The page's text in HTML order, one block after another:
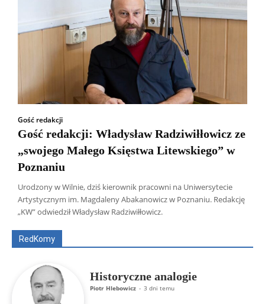
Gość redakcji
Gość redakcji: Władysław Radziwiłłowicz ze
„swojego Małego Księstwa Litewskiego” w
Poznaniu
Urodzony w Wilnie, dziś kierownik pracowni na Uniwersytecie
Artystycznym im. Magdaleny Abakanowicz w Poznaniu. Redakcję
„KW” odwiedził Władysław Radziwiłłowicz.
RedKomy
Wszyscy Aleksander Borowik
Antoni Radczenko
Artur Płokszto
Grzegorz Górny
ks. Jarosław Wąsowicz SDB
Historyczne analogie
Piotr Hlebowicz - 3 dni temu